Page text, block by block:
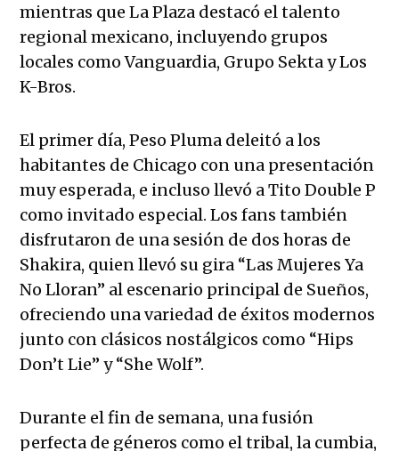
mientras que La Plaza destacó el talento
regional mexicano, incluyendo grupos
locales como Vanguardia, Grupo Sekta y Los
K-Bros.
El primer día, Peso Pluma deleitó a los
habitantes de Chicago con una presentación
muy esperada, e incluso llevó a Tito Double P
como invitado especial. Los fans también
disfrutaron de una sesión de dos horas de
Shakira, quien llevó su gira “Las Mujeres Ya
No Lloran” al escenario principal de Sueños,
ofreciendo una variedad de éxitos modernos
junto con clásicos nostálgicos como “Hips
Don’t Lie” y “She Wolf”.
Durante el fin de semana, una fusión
perfecta de géneros como el tribal, la cumbia,